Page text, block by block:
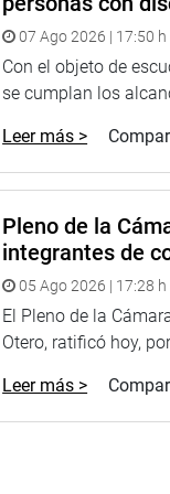
COMISIÓN
de
– Etapa I y II,
de Comandante
Nacional del
07 Ago 2026 | 17:50 h
Con el objeto de
se cumplan los
Leer más >
Pleno de la
integrantes de
05 Ago 2026 | 17:28 h
El Pleno de la
Otero, ratificó hoy,
Leer más >